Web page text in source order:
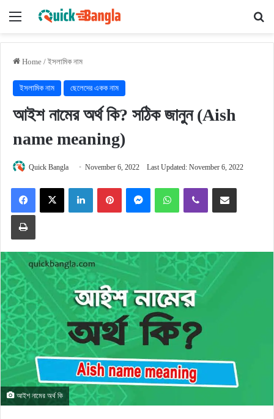
Menu
Home / ইসলামিক নাম
ইসলামিক নাম ছেলেদের একক নাম
আইশ নামের অর্থ কি? সঠিক জানুন (Aish
name meaning)
Quick Bangla November 6, 2022 Last Updated: November 6, 2022
FacebookX LinkedInPinterestMessengerWhatsAppViber Share via Email
Print
আইশ নামের অর্থ কি